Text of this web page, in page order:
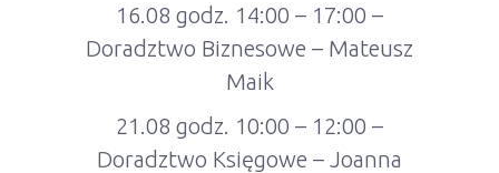
16.08 godz. 14:00 – 17:00 –
Doradztwo Biznesowe – Mateusz
Maik
21.08 godz. 10:00 – 12:00 –
Doradztwo Księgowe – Joanna